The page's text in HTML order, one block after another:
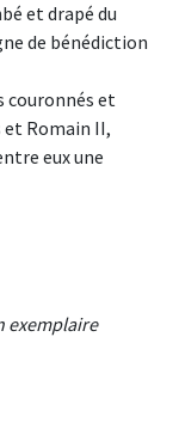
et drapé du
de bénédiction
couronnés et
Romain II,
eux une
exemplaire